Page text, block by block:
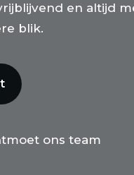
en altijd
blik.
ons team